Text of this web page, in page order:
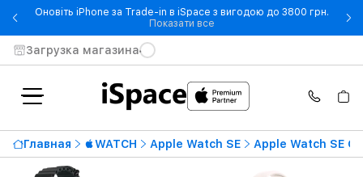
Оновіть iPhone за Trade-in в iSpace з вигодою до 3800 грн.
Показати все- Оновіть iPhone за Trade-in
Загрузка магазина
Главная WATCH Apple Watch SE Apple Watch SE